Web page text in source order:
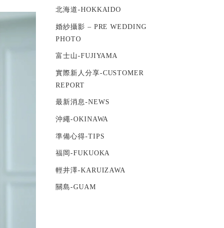
北海道-HOKKAIDO
婚紗攝影 – PRE WEDDING
PHOTO
富士山-FUJIYAMA
實際新人分享-CUSTOMER
REPORT
最新消息-NEWS
沖繩-OKINAWA
準備心得-TIPS
福岡-FUKUOKA
輕井澤-KARUIZAWA
關島-GUAM